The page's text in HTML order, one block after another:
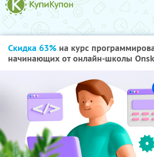
Скидка 63% на курс
начинающих от онлайн-школы